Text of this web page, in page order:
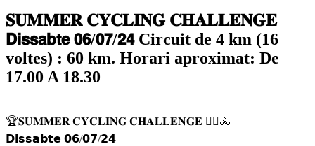
𝐒𝐔𝐌𝐌𝐄𝐑 𝐂𝐘𝐂𝐋𝐈𝐍𝐆 𝐂𝐇𝐀𝐋𝐋𝐄𝐍𝐆𝐄
𝗗𝗶𝘀𝘀𝗮𝗯𝘁𝗲 𝟬𝟲/𝟬𝟳/𝟮𝟰 Circuit de 4 km (16
voltes) : 60 km. Horari aproximat: De
17.00 A 18.30
🏆𝐒𝐔𝐌𝐌𝐄𝐑 𝐂𝐘𝐂𝐋𝐈𝐍𝐆 𝐂𝐇𝐀𝐋𝐋𝐄𝐍𝐆𝐄 🚴‍♀️🚴
𝗗𝗶𝘀𝘀𝗮𝗯𝘁𝗲 𝟬𝟲/𝟬𝟳/𝟮𝟰